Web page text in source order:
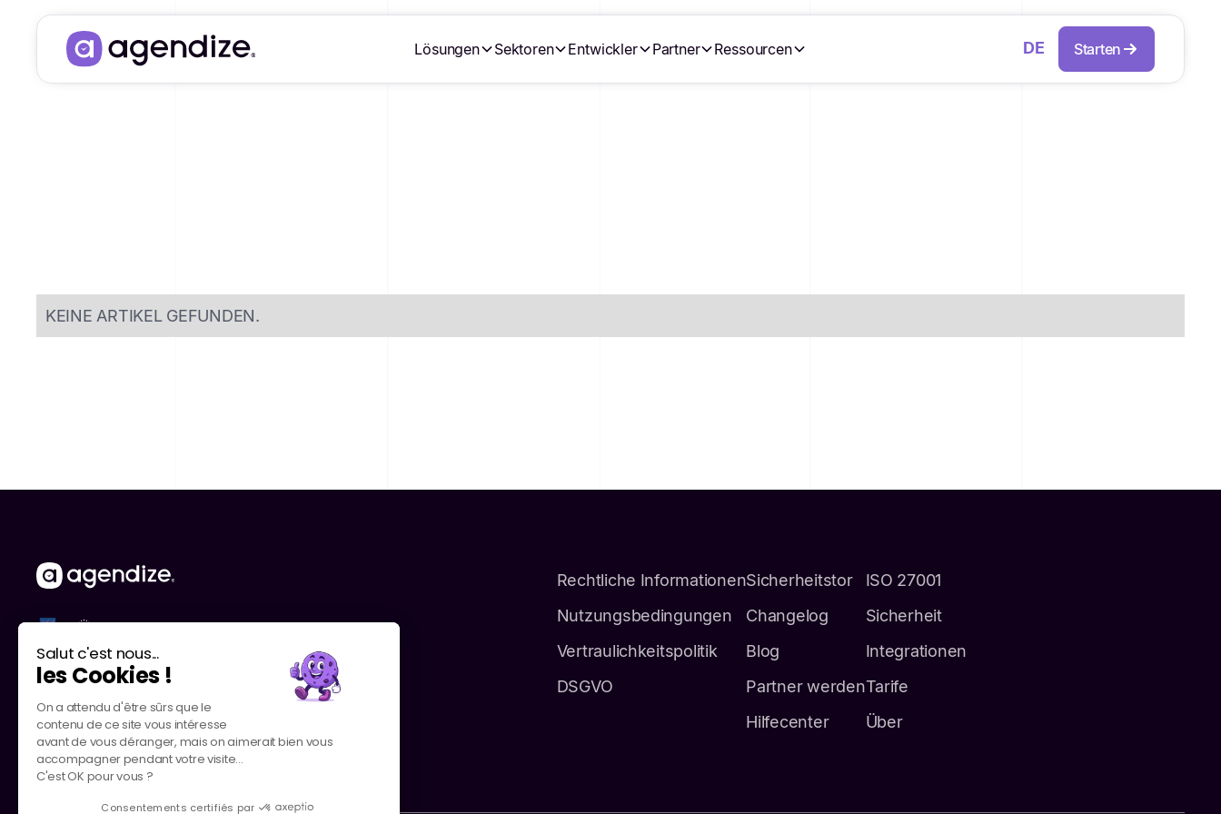
Salut c'est nous...
les Cookies !
On a attendu d'être sûrs que le
contenu de ce site vous intéresse
avant de vous déranger, mais on aimerait bien vous
accompagner pendant votre visite...
C'est OK pour vous ?
Consentements certifiés par
Lösungen Sektoren Entwickler Partner Ressourcen DE Starten
KEINE ARTIKEL GEFUNDEN.
Rechtliche Informationen
Nutzungsbedingungen
Vertraulichkeitspolitik
DSGVO
Sicherheitstor
Changelog
Blog
Partner werden
Hilfecenter
ISO 27001
Sicherheit
Integrationen
Tarife
Über